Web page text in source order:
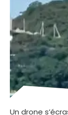
Un drone